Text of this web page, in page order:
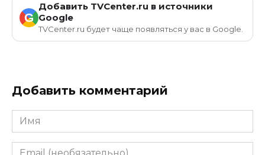
G
Добавить TVCenter.ru в источники
Google
TVCenter.ru будет чаще появляться у вас в Google.
Добавить комментарий
Имя
Email